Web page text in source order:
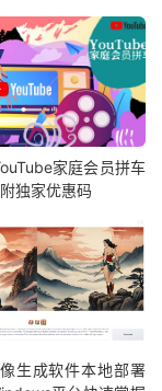
家庭会员拼车
独家优惠码
生成软件本地部署